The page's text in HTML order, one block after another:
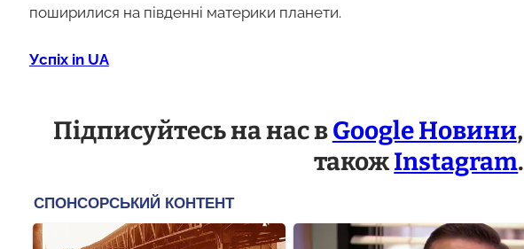
поширилися на південні материки планети.
Успіх in UA
Підписуйтесь на нас вGoogle Новини,
такожInstagram.